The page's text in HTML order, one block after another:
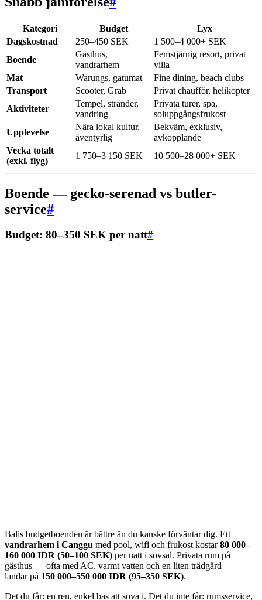
Kategori Budget
Lyx
Dagskostnad
250–450 SEK
1 500–4 000+ SEK
Boende
Gästhus,
vandrarhem
Femstjärnig resort, privat
villa
Mat
Warungs, gatumat
Fine dining, beach clubs
Transport
Scooter, Grab
Privat chaufför, helikopter
Aktiviteter
Tempel, stränder,
vandring
Privata turer, spa,
soluppgångsfrukost
Upplevelse
Nära lokal kultur,
äventyrlig
Bekväm, exklusiv,
avkopplande
Vecka totalt
(exkl. flyg)
1 750–3 150 SEK 10 500–28 000+ SEK
Boende — gecko-serenad vs butler-
service#
Budget: 80–350 SEK per natt#
Balis budgetboenden är bättre än du kanske förväntar dig. Ett
vandrarhem i Canggu med pool, wifi och frukost kostar80 000–
160 000 IDR (50–100 SEK) per natt i sovsal. Privata rum på
gästhus — ofta med AC, varmt vatten och en liten trädgård —
landar på 150 000–550 000 IDR (95–350 SEK).
Det du får: en ren, enkel bas att sova i. Det du inte får: rumsservice,